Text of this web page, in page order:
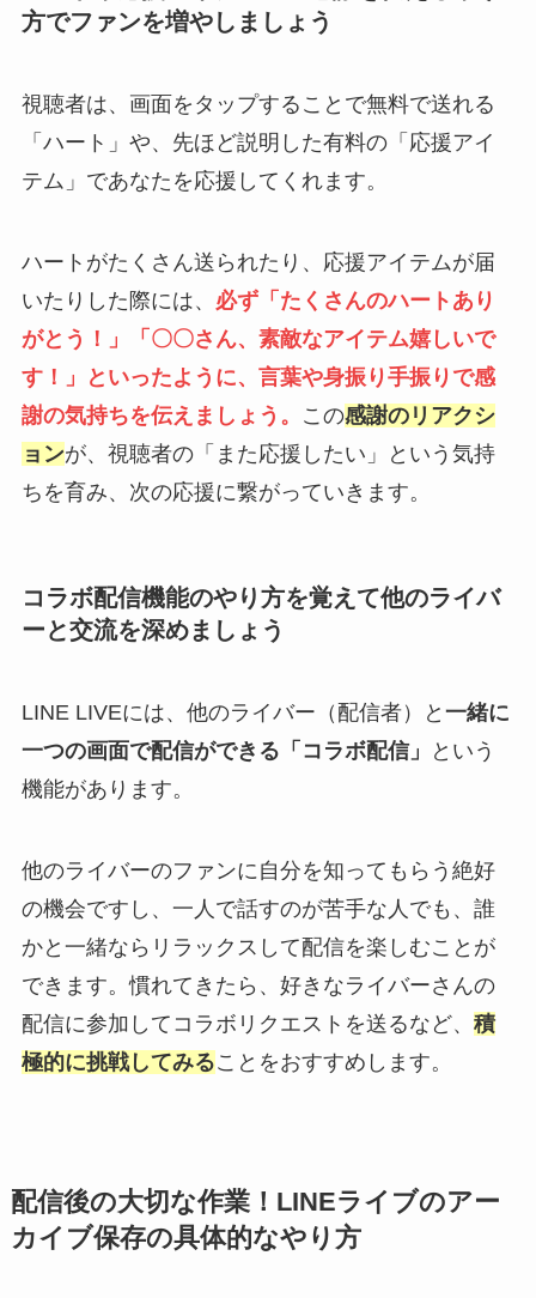
方でファンを増やしましょう
視聴者は、画面をタップすることで無料で送れる
「ハート」や、先ほど説明した有料の「応援アイ
テム」であなたを応援してくれます。
ハートがたくさん送られたり、応援アイテムが届
いたりした際には、 必ず「たくさんのハートあり
がとう！」「〇〇さん、素敵なアイテム嬉しいで
す！」といったように、言葉や身振り手振りで感
謝の気持ちを伝えましょう。
この感謝のリアクシ
ョンが、視聴者の「また応援したい」という気持
ちを育み、次の応援に繋がっていきます。
コラボ配信機能のやり方を覚えて他のライバ
ーと交流を深めましょう
LINE LIVEには、他のライバー（配信者）と 一緒に
一つの画面で配信ができる「コラボ配信」
という
機能があります。
他のライバーのファンに自分を知ってもらう絶好
の機会ですし、一人で話すのが苦手な人でも、誰
かと一緒ならリラックスして配信を楽しむことが
できます。慣れてきたら、好きなライバーさんの
配信に参加してコラボリクエストを送るなど、 積
極的に挑戦してみることをおすすめします。
配信後の大切な作業！LINEライブのアー
カイブ保存の具体的なやり方